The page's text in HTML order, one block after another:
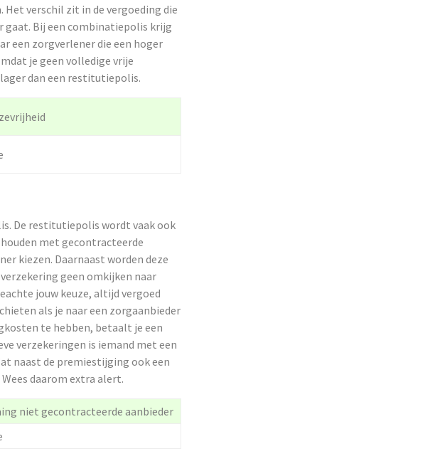
Het verschil zit in de vergoeding die
gaat. Bij een combinatiepolis krijg
een zorgverlener die een hoger
je geen volledige vrije
dan een restitutiepolis.
De restitutiepolis wordt vaak ook
met gecontracteerde
kiezen. Daarnaast worden deze
geen omkijken naar
jouw keuze, altijd vergoed
als je naar een zorgaanbieder
te hebben, betaalt je een
verzekeringen is iemand met een
naast de premiestijging ook een
daarom extra alert.
niet gecontracteerde aanbieder